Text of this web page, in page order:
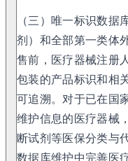
（三）唯一标识数据
剂）和全部第一类体
售前，医疗器械注册
包装的产品标识和相
可追溯。对于已在国
维护信息的医疗器械
断试剂等医保分类与
数据库维护中完善医